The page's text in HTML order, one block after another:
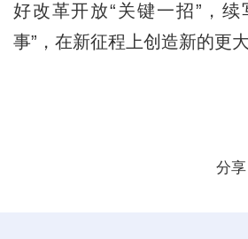
好改革开放“关键一招”，续
事”，在新征程上创造新的更大
分享